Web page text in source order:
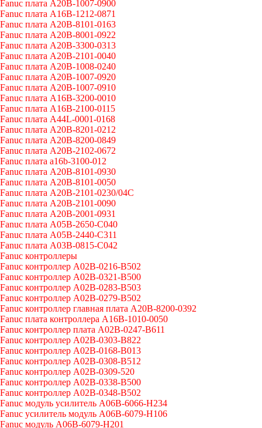
Fanuc плата A20B-1007-0900
Fanuc плата A16B-1212-0871
Fanuc плата A20B-8101-0163
Fanuc плата A20B-8001-0922
Fanuc плата A20B-3300-0313
Fanuc плата A20B-2101-0040
Fanuc плата A20B-1008-0240
Fanuc плата A20B-1007-0920
Fanuc плата A20B-1007-0910
Fanuc плата A16B-3200-0010
Fanuc плата A16B-2100-0115
Fanuc плата A44L-0001-0168
Fanuc плата A20B-8201-0212
Fanuc плата A20B-8200-0849
Fanuc плата A20B-2102-0672
Fanuc плата a16b-3100-012
Fanuc плата A20B-8101-0930
Fanuc плата A20B-8101-0050
Fanuc плата A20B-2101-0230/04C
Fanuc плата A20B-2101-0090
Fanuc плата A20B-2001-0931
Fanuc плата A05B-2650-C040
Fanuc плата A05B-2440-C311
Fanuc плата A03B-0815-C042
Fanuc контроллеры
Fanuc контроллер A02B-0216-B502
Fanuc контроллер A02B-0321-B500
Fanuc контроллер A02B-0283-B503
Fanuc контроллер A02B-0279-B502
Fanuc контроллер главная плата A20B-8200-0392
Fanuc плата контроллера A16B-1010-0050
Fanuc контроллер плата A02B-0247-B611
Fanuc контроллер A02B-0303-B822
Fanuc контроллер A02B-0168-B013
Fanuc контроллер A02B-0308-B512
Fanuc контроллер A02B-0309-520
Fanuc контроллер A02B-0338-B500
Fanuc контроллер A02B-0348-B502
Fanuc модуль усилитель A06B-6066-H234
Fanuc усилитель модуль A06B-6079-H106
Fanuc модуль A06B-6079-H201